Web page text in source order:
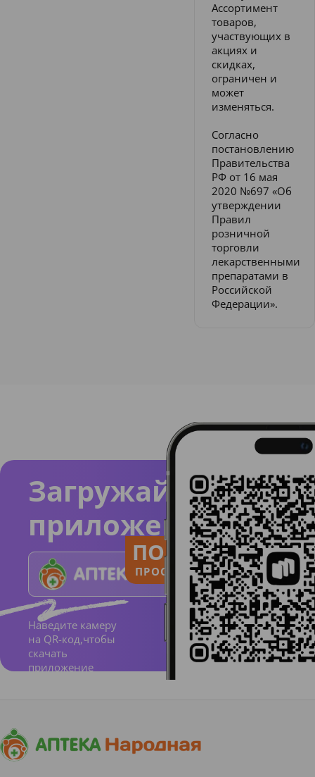
Ассортимент
товаров,
участвующих в
акциях и
скидках,
ограничен и
может
изменяться.
Согласно
постановлению
Правительства
РФ от 16 мая
2020 №697 «Об
утверждении
Правил
розничной
торговли
лекарственными
препаратами в
Российской
Федерации».
Загружайте
приложение
Наведите камеру
на QR-код,чтобы
скачать
приложение
ПОЛЬЗУЙСЯ
ПРОСТО И ПОНЯТНО